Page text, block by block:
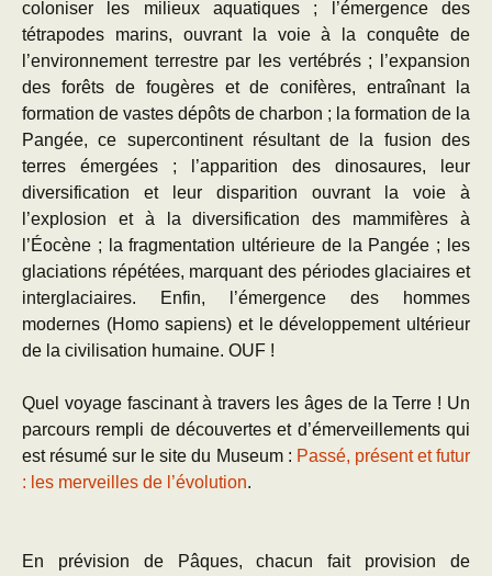
coloniser les milieux aquatiques ; l’émergence des
tétrapodes marins, ouvrant la voie à la conquête de
l’environnement terrestre par les vertébrés ; l’expansion
des forêts de fougères et de conifères, entraînant la
formation de vastes dépôts de charbon ; la formation de la
Pangée, ce supercontinent résultant de la fusion des
terres émergées ; l’apparition des dinosaures, leur
diversification et leur disparition ouvrant la voie à
l’explosion et à la diversification des mammifères à
l’Éocène ; la fragmentation ultérieure de la Pangée ; les
glaciations répétées, marquant des périodes glaciaires et
interglaciaires. Enfin, l’émergence des hommes
modernes (Homo sapiens) et le développement ultérieur
de la civilisation humaine. OUF !
Quel voyage fascinant à travers les âges de la Terre ! Un
parcours rempli de découvertes et d’émerveillements qui
est résumé sur le site du Museum : Passé, présent et futur
: les merveilles de l’évolution.
En prévision de Pâques, chacun fait provision de